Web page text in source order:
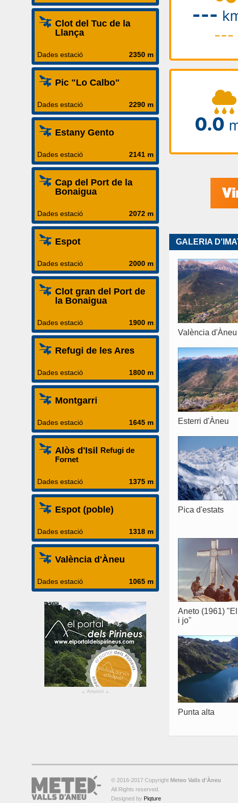
GALERIA
València d'Àneu
Esterri d'Àneu
Pica d'estats
Aneto (1961)
i jo"
Punta alta
Clot del Tuc de la
Llança
Dades estació 2350 m
Pic "Lo Calbo"
Dades estació 2290 m
Estany Gento
Dades estació 2141 m
Cap del Port de la
Bonaigua
Dades estació 2072 m
Espot
Dades estació 2000 m
Clot gran del Port de
la Bonaigua
Dades estació 1900 m
Refugi de les Ares
Dades estació 1800 m
Montgarri
Dades estació 1645 m
Alòs d'Isil
Refugi de
Fornet
Dades estació 1375 m
Espot (poble)
Dades estació 1318 m
València d'Àneu
Dades estació 1065 m
▴ Anunci ▴
© 2016-2017 Copyright Meteo Valls d'Àneu
All Rights reserved.
Designed by Piqture